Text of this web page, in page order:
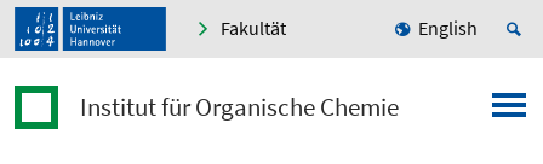
Fakultät English
Institut für Organische Chemie